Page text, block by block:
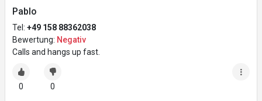
Pablo
Tel: +49 158 88362038
Bewertung: Negativ
Calls and hangs up fast.
0 0